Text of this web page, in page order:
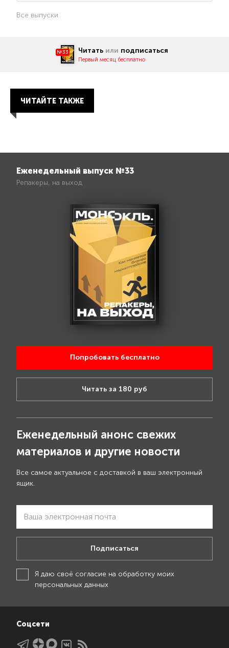
Все выпуски
№33 Читать или подписаться
Первый месяц бесплатно
ЧИТАЙТЕ ТАКЖЕ
Еженедельный выпуск №33
Репакеры, на выход
Попробовать бесплатно
Читать за 180 руб
Еженедельный анонс свежих
материалов и другие новости
Все самое актуальное с доставкой в ваш электронный
ящик.
Подписаться
Я даю своё согласие на обработку моих
персональных данных
Соцсети